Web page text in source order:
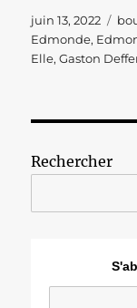
Publié
le
juin 13, 2022
Edmonde,
Elle,Gaston
Rechercher